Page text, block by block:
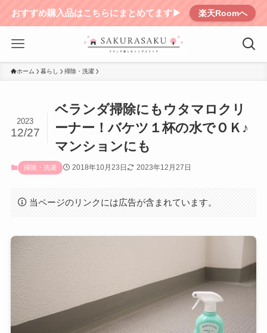
おすすめ購入品はこちらにまとめてます▶︎ 楽天Roomへ
ホーム 暮らし 掃除・洗濯
ベランダ掃除にもウタマロクリ
ーナー！バケツ１杯の水でＯＫ♪
マンションにも
2023
12/27
掃除・洗濯 2018年10月23日 2023年12月27日
当ページのリンクには広告が含まれています。